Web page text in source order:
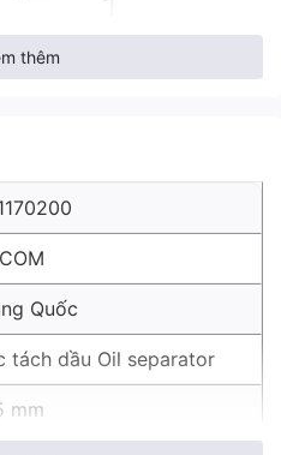
thêm
Quốc
tách dầu Oil separator
mm